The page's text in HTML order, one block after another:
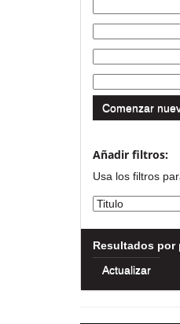
Comenzar
Añadir filtros:
Usa los filtros
Resultados por